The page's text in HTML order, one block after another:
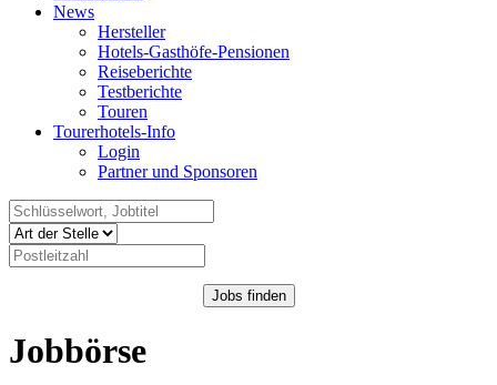
News
Hersteller
Hotels-Gasthöfe-Pensionen
Reiseberichte
Testberichte
Touren
Tourerhotels-Info
Login
Partner und Sponsoren
Jobs finden
Jobbörse